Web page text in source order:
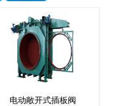
电动敞开式插板阀